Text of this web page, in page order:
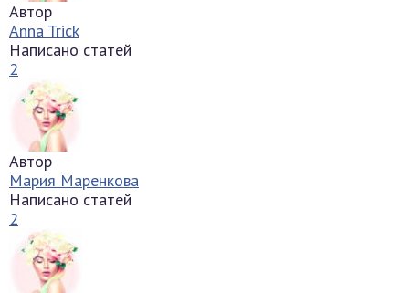
Автор
Anna Trick
Написано статей
2
Автор
Мария Маренкова
Написано статей
2